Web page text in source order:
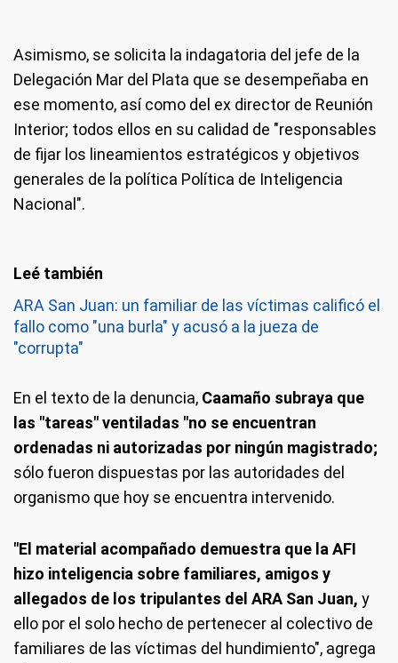
Asimismo, se solicita la indagatoria del jefe de la
Delegación Mar del Plata que se desempeñaba en
ese momento, así como del ex director de Reunión
Interior; todos ellos en su calidad de "responsables
de fijar los lineamientos estratégicos y objetivos
generales de la política Política de Inteligencia
Nacional".
ARA San Juan: un familiar de las víctimas calificó el
fallo como "una burla" y acusó a la jueza de
"corrupta"
En el texto de la denuncia, Caamaño subraya que
las "tareas" ventiladas "no se encuentran
ordenadas ni autorizadas por ningún magistrado;
sólo fueron dispuestas por las autoridades del
organismo que hoy se encuentra intervenido.
"El material acompañado demuestra que la AFI
hizo inteligencia sobre familiares, amigos y
allegados de los tripulantes del ARA San Juan, y
ello por el solo hecho de pertenecer al colectivo de
familiares de las víctimas del hundimiento", agrega